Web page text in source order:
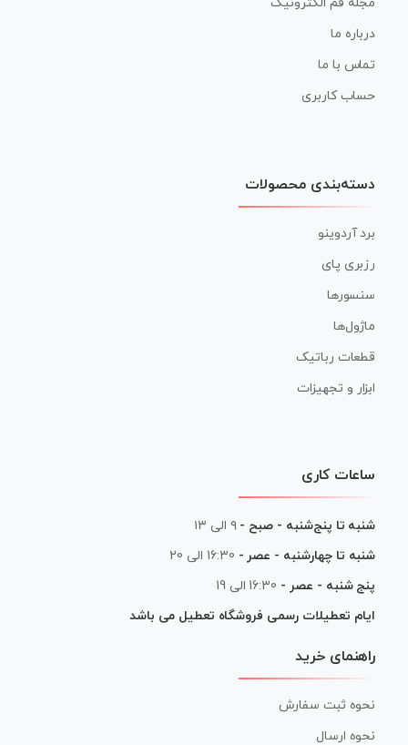
درباره ما
تماس با ما
حساب کاربری
دسته‌بندی محصولات
برد آردوینو
رزبری پای
سنسورها
ماژول‌ها
قطعات رباتیک
ابزار و تجهیزات
ساعات کاری
شنبه تا پنج‌شنبه - صبح - ۹ الی ۱۳
شنبه تا چهارشنبه - عصر - 16:30 الی 20
پنج شنبه - عصر - 16:30 الی 19
ایام تعطیلات رسمی فروشگاه تعطیل می باشد
راهنمای خرید
نحوه ثبت سفارش
نحوه ارسال